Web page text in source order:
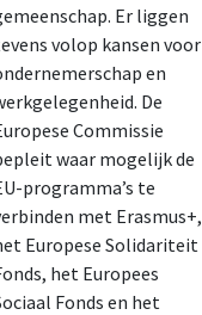
Er liggen
volop kansen voor
en
De
Commissie
waar mogelijk de
programma’s te
met Erasmus+,
Europese Solidariteit
het Europees
Fonds en het